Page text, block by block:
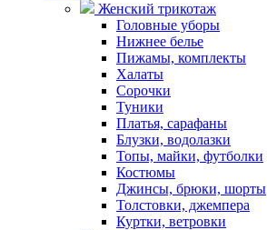
Женский трикотаж
Головные уборы
Нижнее белье
Пижамы, комплекты
Халаты
Сорочки
Туники
Платья, сарафаны
Блузки, водолазки
Топы, майки, футболки
Костюмы
Джинсы, брюки, шорты
Толстовки, джемпера
Куртки, ветровки